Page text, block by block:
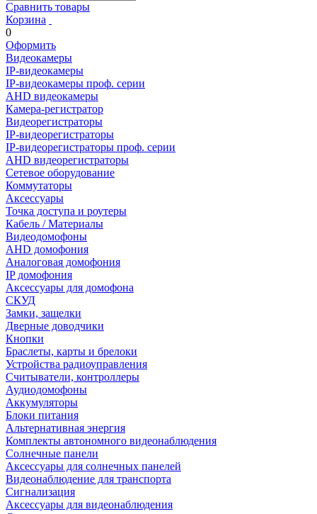
Сравнить товары
Корзина
0
Оформить
Видеокамеры
IP-видеокамеры
IP-видеокамеры проф. серии
AHD видеокамеры
Камера-регистратор
Видеорегистраторы
IP-видеорегистраторы
IP-видеорегистраторы проф. серии
AHD видеорегистраторы
Сетевое оборудование
Коммутаторы
Аксессуары
Точка доступа и роутеры
Кабель / Материалы
Видеодомофоны
AHD домофония
Аналоговая домофония
IP домофония
Аксессуары для домофона
СКУД
Замки, защелки
Дверные доводчики
Кнопки
Браслеты, карты и брелоки
Устройства радиоуправления
Считыватели, контроллеры
Аудиодомофоны
Аккумуляторы
Блоки питания
Альтернативная энергия
Комплекты автономного видеонаблюдения
Солнечные панели
Аксессуары для солнечных панелей
Видеонаблюдение для транспорта
Сигнализация
Аксессуары для видеонаблюдения